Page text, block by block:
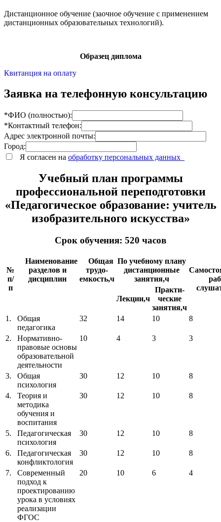
Дистанционное обучение (заочное обучение с применением
дистанционных образовательных технологий).
Образец диплома
Квитанция на оплату
Заявка на телефонную консультацию
*ФИО (полностью):
*Контактный телефон:
Адрес электронной почты:
Город:
Я согласен на обработку персональных данных
Учебный план программы
профессиональной переподготовки
«Педагогическое образование: учитель
изобразительного искусства»
Срок обучения: 520 часов
№
п/
п
Наименование
разделов и
дисциплин
Общая
трудо-
емкость,ч
По учебному плану
дистанционные
занятия,ч
Лекции,ч
Практи-
ческие
занятия,ч
1.
Общая
педагогика
32 14 10 8
2.
Нормативно-
правовые основы
образовательной
деятельности
10 4 3 3
3.
Общая
психология
30 12 10 8
4.
Теория и
методика
обучения и
воспитания
30 12 10 8
5.
Педагогическая
психология
30 12 10 8
6.
Педагогическая
конфликтология
30 12 10 8
7.
Современный
подход к
проектированию
урока в условиях
реализации
ФГОС
20 10 6 4